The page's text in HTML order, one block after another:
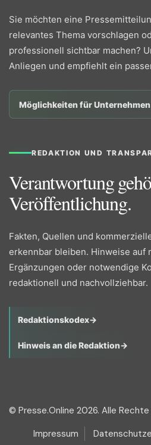
Sie möchten eine
relevantes Thema vorschlagen
professionell sichtbar machen?
Anliegen und empfiehlt ein
Möglichkeiten für Unternehmen
REDAKTION UND
Verantwortung
Veröffentlichung.
Fakten, Quellen und
erkennbar bleiben. Hinweise auf
Ergänzungen oder notwendige
redaktionell und nachvollziehbar.
Redaktionskodex→
Hinweis an die Redaktion→
© Presse.Online 2026. Alle
Impressum